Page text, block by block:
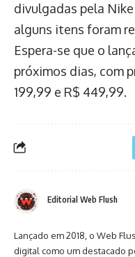
divulgadas pela
alguns itens foram
Espera-se que o
próximos dias, com
199,99 e R$ 449,99.
Editorial Web Flush
Lançado em 2018, o Web
digital como um destacado